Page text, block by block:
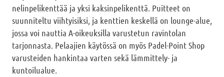
nelinpelikenttää ja yksi kaksinpelikenttä. Puitteet on
suunniteltu viihtyisiksi, ja kenttien keskellä on lounge-alue,
jossa voi nauttia A-oikeuksilla varustetun ravintolan
tarjonnasta. Pelaajien käytössä on myös Padel-Point Shop
varusteiden hankintaa varten sekä lämmittely- ja
kuntoilualue.